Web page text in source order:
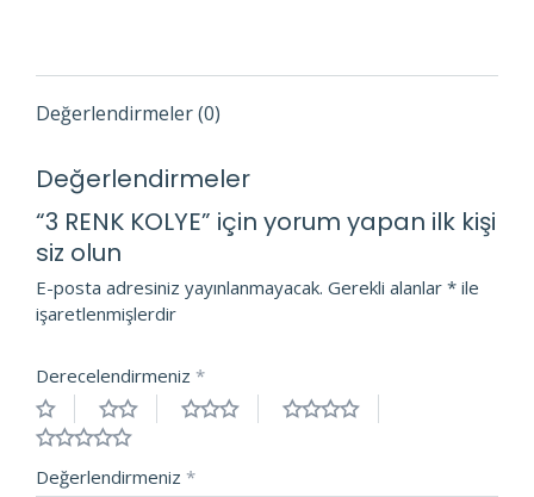
Değerlendirmeler (0)
Değerlendirmeler
“3 RENK KOLYE” için yorum yapan ilk kişi
siz olun
E-posta adresiniz yayınlanmayacak. Gerekli alanlar * ile
işaretlenmişlerdir
Derecelendirmeniz *
Değerlendirmeniz *